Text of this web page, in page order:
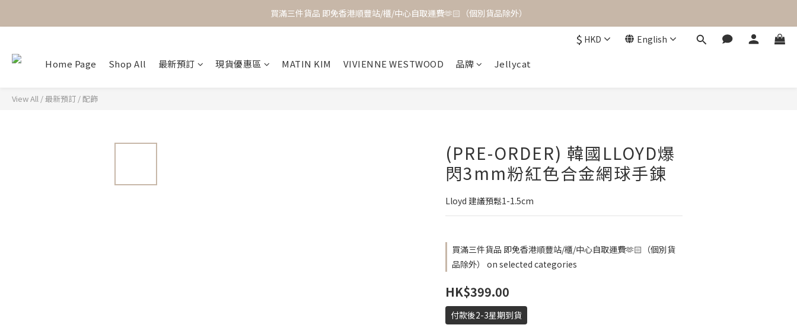
買滿三件貨品 即免香港順豐站/櫃/中心自取運費🫶🏻（個別貨品除外）
$ HKD English
Home Page Shop All 最新預訂 現貨優惠區 MATIN KIM VIVIENNE WESTWOOD 品牌 Jellycat
View All /最新預訂 /配飾
(PRE-ORDER) 韓國LLOYD爆
閃3mm粉紅色合金網球手鍊
Lloyd 建議預鬆1-1.5cm
買滿三件貨品 即免香港順豐站/櫃/中心自取運費🫶🏻（個別貨
品除外） on selected categories
HK$399.00
付款後2-3星期到貨